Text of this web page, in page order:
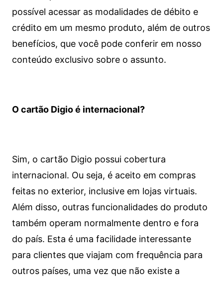
possível acessar as modalidades de débito e
crédito em um mesmo produto, além de outros
benefícios, que você pode conferir em nosso
conteúdo exclusivo sobre o assunto.
O cartão Digio é internacional?
Sim, o cartão Digio possui cobertura
internacional. Ou seja, é aceito em compras
feitas no exterior, inclusive em lojas virtuais.
Além disso, outras funcionalidades do produto
também operam normalmente dentro e fora
do país. Esta é uma facilidade interessante
para clientes que viajam com frequência para
outros países, uma vez que não existe a